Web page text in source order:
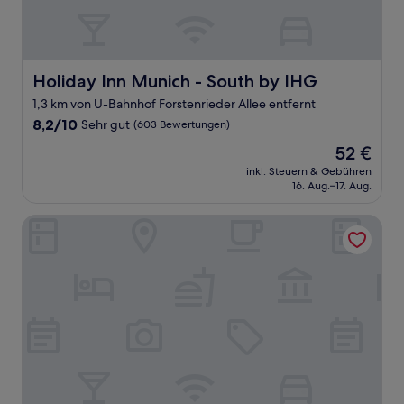
Holiday Inn Munich - South by IHG
Holiday Inn Munich - South by IHG
1,3 km von U-Bahnhof Forstenrieder Allee entfernt
8.2
Bewertungen)
8,2/10 Sehr gut (603 Bewertungen)
Der
Preis
beträgt
52 €
inkl. Steuern & Gebühren
16. Aug.–17. Aug.